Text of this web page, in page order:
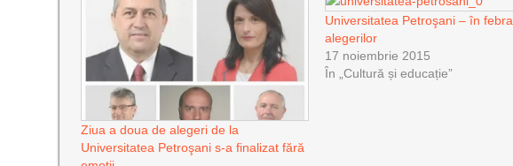
Ziua a doua de alegeri de la
Universitatea Petroşani s-a finalizat fără
Universitatea Petroşani – în febra
alegerilor
17 noiembrie 2015
În „Cultură și educație”